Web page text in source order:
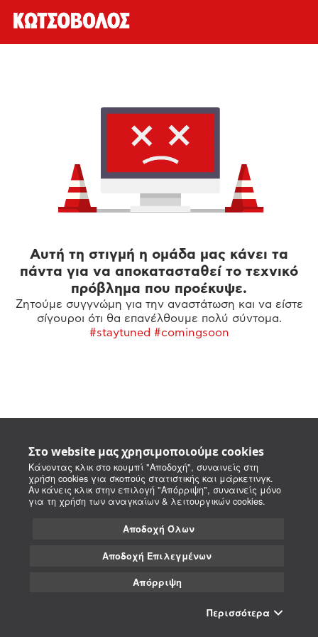
Στο website μας χρησιμοποιούμε cookies
Κάνοντας κλικ στο κουμπί "Αποδοχή", συναινείς στη
χρήση cookies για σκοπούς στατιστικής και μάρκετινγκ.
Αν κάνεις κλικ στην επιλογή "Απόρριψη", συναινείς μόνο
για τη χρήση των αναγκαίων & λειτουργικών cookies.
Αποδοχή Όλων
Αποδοχή Επιλεγμένων
Απόρριψη
Περισσότερα
Αυτή τη στιγμή η ομάδα μας κάνει τα
πάντα για να αποκατασταθεί το τεχνικό
πρόβλημα που προέκυψε.
Ζητούμε συγγνώμη για την αναστάτωση και να είστε
σίγουροι ότι θα επανέλθουμε πολύ σύντομα.
#staytuned #comingsoon